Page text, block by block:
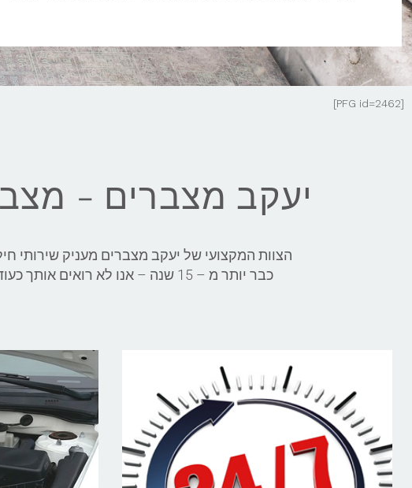
[PFG id=2462]
יעקב מצברים -
הצוות המקצועי של יעקב מצברים מעניק שירותי
כבר יותר מ – 15 שנה – אנו לא רואים אותך כעוד לקוח, אלא כבן משפחה שמצטרף למשפחה המורחבת שלנו